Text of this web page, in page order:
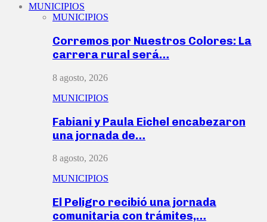
MUNICIPIOS
MUNICIPIOS
Corremos por Nuestros Colores: La
carrera rural será…
8 agosto, 2026
MUNICIPIOS
Fabiani y Paula Eichel encabezaron
una jornada de…
8 agosto, 2026
MUNICIPIOS
El Peligro recibió una jornada
comunitaria con trámites,…